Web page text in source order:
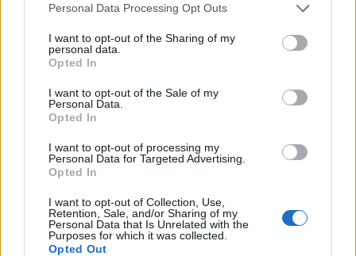
Personal Data Processing Opt Outs
I want to opt-out of the Sharing of my
personal data.
Opted In
I want to opt-out of the Sale of my
Personal Data.
Opted In
I want to opt-out of processing my
Personal Data for Targeted Advertising.
Opted In
I want to opt-out of Collection, Use,
Retention, Sale, and/or Sharing of my
Personal Data that Is Unrelated with the
Purposes for which it was collected.
Opted Out
Φριζάρουν τα
μαλλιά σου από την
υγρασία; 10
χτενίσματα που θα
σε «σώσουν»
Αυτά τα hair
accessories μπορείς
να συνδυάζεις με τη
φθινόπωρο